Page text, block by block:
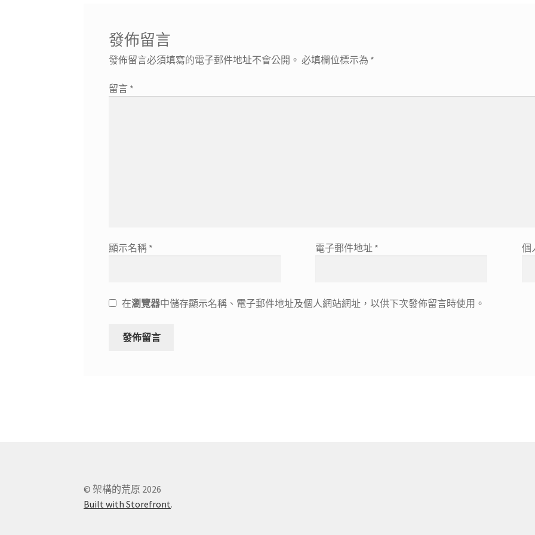
發佈留言
發佈留言必須填寫的電子郵件地址不會公開。 必填欄位標示為 *
留言 *
顯示名稱 * 電子郵件地址 * 個
在瀏覽器中儲存顯示名稱、電子郵件地址及個人網站網址，以供下次發佈留言時使用。
© 架構的荒原 2026
Built with Storefront.